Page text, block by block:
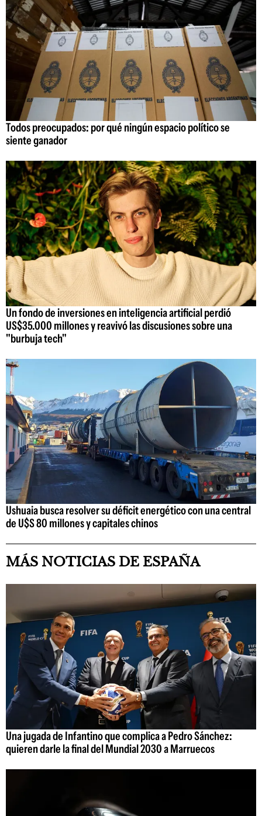
Todos preocupados: por qué ningún espacio político se
siente ganador
Un fondo de inversiones en inteligencia artificial perdió
US$35.000 millones y reavivó las discusiones sobre una
"burbuja tech"
Ushuaia busca resolver su déficit energético con una central
de U$S 80 millones y capitales chinos
MÁS NOTICIAS DE ESPAÑA
Una jugada de Infantino que complica a Pedro Sánchez:
quieren darle la final del Mundial 2030 a Marruecos